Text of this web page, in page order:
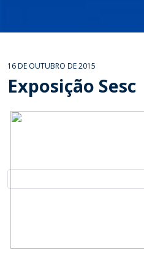
16 DE OUTUBRO DE 2015
Exposição Sesc